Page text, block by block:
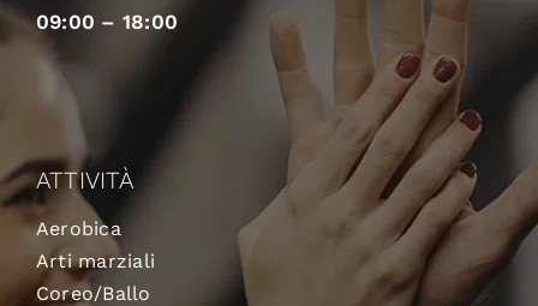
09:00 – 18:00
ATTIVITÀ
Aerobica
Arti marziali
Coreo/Ballo